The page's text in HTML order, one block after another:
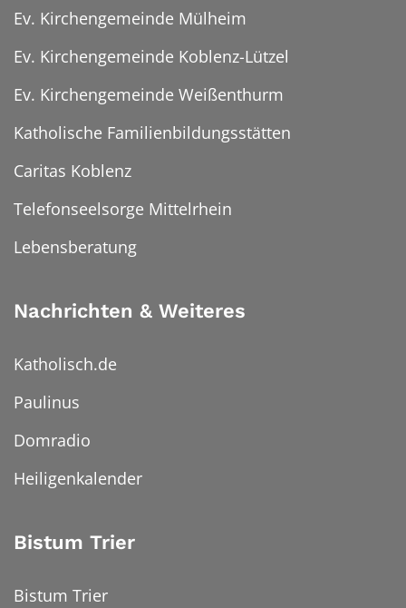
Ev. Kirchengemeinde Mülheim
Ev. Kirchengemeinde Koblenz-Lützel
Ev. Kirchengemeinde Weißenthurm
Katholische Familienbildungsstätten
Caritas Koblenz
Telefonseelsorge Mittelrhein
Lebensberatung
Nachrichten & Weiteres
Katholisch.de
Paulinus
Domradio
Heiligenkalender
Bistum Trier
Bistum Trier